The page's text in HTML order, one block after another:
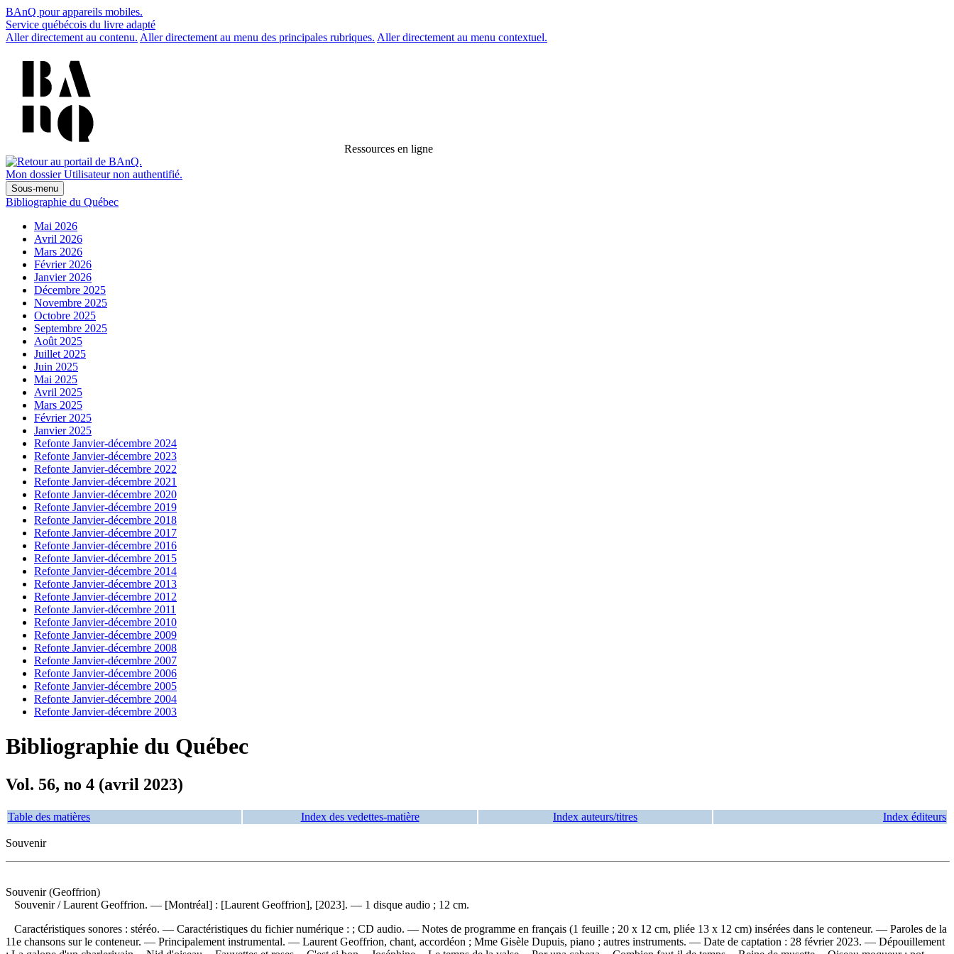
BAnQ pour appareils mobiles.
Service québécois du livre adapté
Aller directement au contenu. Aller directement au menu des principales rubriques. Aller directement au menu contextuel.
Ressources en ligne
Mon dossier Utilisateur non authentifié.
Sous-menu
Bibliographie du Québec
Mai 2026
Avril 2026
Mars 2026
Février 2026
Janvier 2026
Décembre 2025
Novembre 2025
Octobre 2025
Septembre 2025
Août 2025
Juillet 2025
Juin 2025
Mai 2025
Avril 2025
Mars 2025
Février 2025
Janvier 2025
Refonte Janvier-décembre 2024
Refonte Janvier-décembre 2023
Refonte Janvier-décembre 2022
Refonte Janvier-décembre 2021
Refonte Janvier-décembre 2020
Refonte Janvier-décembre 2019
Refonte Janvier-décembre 2018
Refonte Janvier-décembre 2017
Refonte Janvier-décembre 2016
Refonte Janvier-décembre 2015
Refonte Janvier-décembre 2014
Refonte Janvier-décembre 2013
Refonte Janvier-décembre 2012
Refonte Janvier-décembre 2011
Refonte Janvier-décembre 2010
Refonte Janvier-décembre 2009
Refonte Janvier-décembre 2008
Refonte Janvier-décembre 2007
Refonte Janvier-décembre 2006
Refonte Janvier-décembre 2005
Refonte Janvier-décembre 2004
Refonte Janvier-décembre 2003
Bibliographie du Québec
Vol. 56, no 4 (avril 2023)
Table des matières Index des vedettes-matière Index auteurs/titres Index éditeurs
Souvenir
Souvenir (Geoffrion)
Souvenir/ Laurent Geoffrion. — [Montréal] : [Laurent Geoffrion], [2023]. — 1 disque audio ; 12 cm.
Caractéristiques sonores : stéréo. — Caractéristiques du fichier numérique : ; CD audio. — Notes de programme en français (1 feuille ; 20 x 12 cm, pliée 13 x 12 cm) insérées dans le conteneur. — Paroles de la
11e chansons sur le conteneur. — Principalement instrumental. — Laurent Geoffrion, chant, accordéon ; Mme Gisèle Dupuis, piano ; autres instruments. — Date de captation : 28 février 2023. — Dépouillement